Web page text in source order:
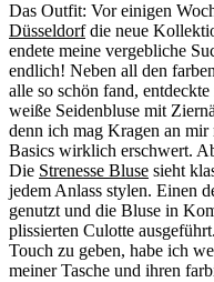
Das Outfit: Vor einigen
Düsseldorfdie neue
endete meine vergebliche
endlich! Neben all den
alle so schön fand,
weiße Seidenbluse mit
denn ich mag Kragen an
Basics wirklich erschwert.
Die Strenesse Bluse sieht
jedem Anlass stylen. Einen
genutzt und die Bluse in
plissierten Culotte
Touch zu geben, habe ich
meiner Tasche und ihren